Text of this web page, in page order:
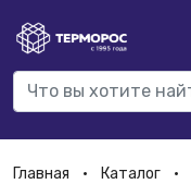
Главная Каталог